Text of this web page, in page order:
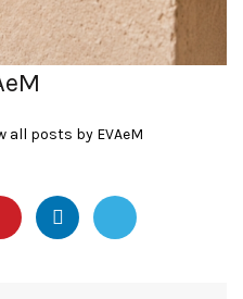
all posts by EVAeM